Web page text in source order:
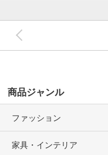
商品ジャンル
ファッション
家具・インテリア